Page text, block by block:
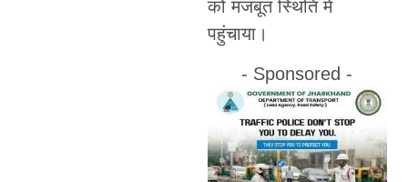
को मजबूत स्थिति में
पहुंचाया।
- Sponsored -